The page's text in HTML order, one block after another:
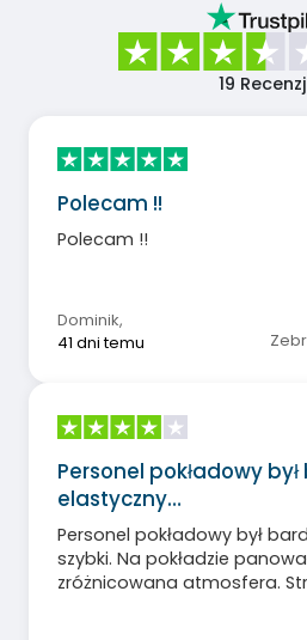
19
Polecam !!
Polecam !!
Dominik,
41 dni temu
Personel pokładowy
elastyczny…
Personel pokładowy był
szybki. Na pokładzie
zróżnicowana atmosfera.